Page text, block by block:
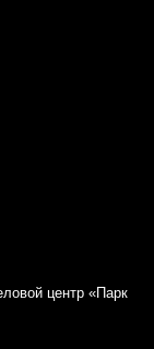
центр «Парк